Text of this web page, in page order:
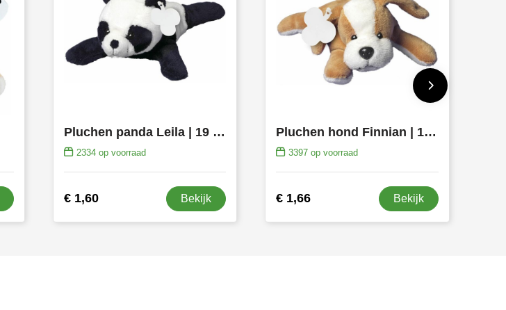
Pluchen panda Leila | 19 cm
2334 op voorraad
€ 1,60 Bekijk
Pluchen hond Finnian | 19 cm
3397 op voorraad
€ 1,66 Bekijk